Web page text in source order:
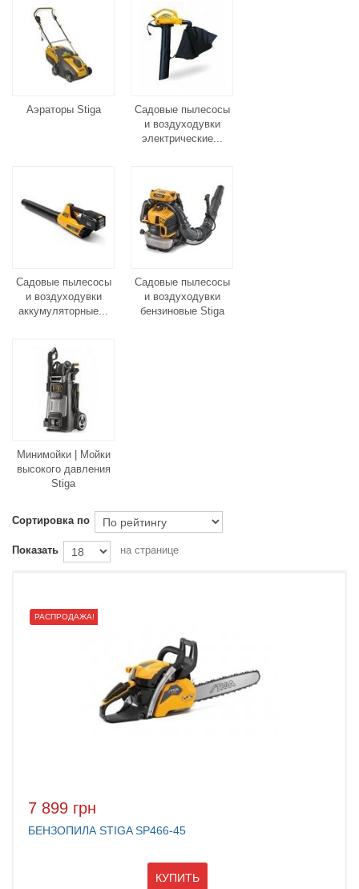
Аэраторы Stiga
Садовые пылесосы
и воздуходувки
электрические...
Садовые пылесосы
и воздуходувки
аккумуляторные...
Садовые пылесосы
и воздуходувки
бензиновые Stiga
Минимойки | Мойки
высокого давления
Stiga
Сортировка по
Показать на странице
РАСПРОДАЖА!
7 899 грн
БЕНЗОПИЛА STIGA SP466-45
КУПИТЬ